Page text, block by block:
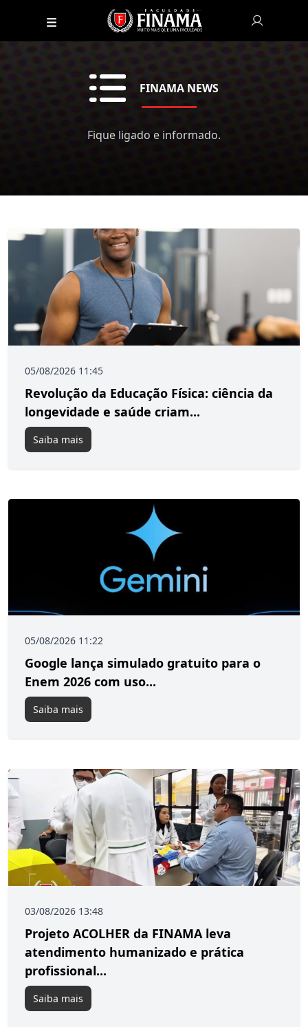
FINAMA NEWS
Fique ligado e informado.
05/08/2026 11:45
Revolução da Educação Física: ciência da
longevidade e saúde criam...
Saiba mais
05/08/2026 11:22
Google lança simulado gratuito para o
Enem 2026 com uso...
Saiba mais
03/08/2026 13:48
Projeto ACOLHER da FINAMA leva
atendimento humanizado e prática
profissional...
Saiba mais